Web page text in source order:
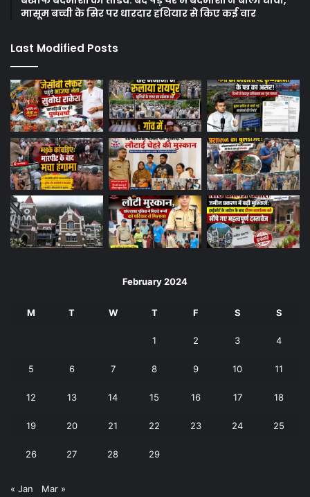
मासूम बच्ची के सिर पर धारदार हथियार से किए कई वार
Last Modified Posts
February 2024
M T W T F S S
1 2 3 4
5 6 7 8 9 10 11
12 13 14 15 16 17 18
19 20 21 22 23 24 25
26 27 28 29
« Jan Mar »